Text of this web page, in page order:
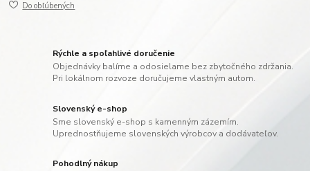
Do obľúbených
Rýchle a spoľahlivé doručenie
Objednávky balíme a odosielame bez zbytočného zdržania.
Pri lokálnom rozvoze doručujeme vlastným autom.
Slovenský e-shop
Sme slovenský e-shop s kamenným zázemím.
Uprednostňujeme slovenských výrobcov a dodávateľov.
Pohodlný nákup